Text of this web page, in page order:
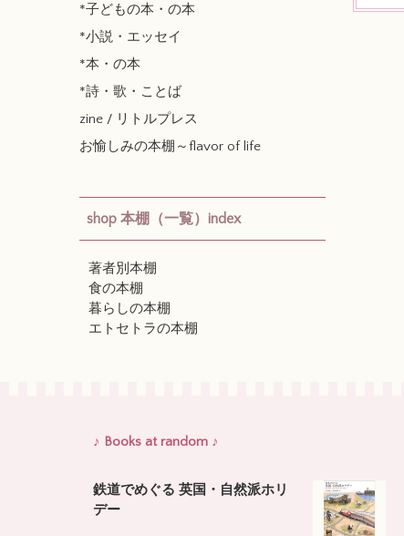
*子どもの本・の本
*小説・エッセイ
*本・の本
*詩・歌・ことば
zine / リトルプレス
お愉しみの本棚～flavor of life
shop 本棚（一覧）index
著者別本棚
食の本棚
暮らしの本棚
エトセトラの本棚
♪ Books at random ♪
鉄道でめぐる 英国・自然派ホリ
デー